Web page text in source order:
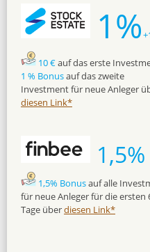
1%
10 €auf das erste
1 % Bonusauf das zweite
Investment für neue Anleger
diesen Link*
1,5%
1,5% Bonusauf alle
für neue Anleger für die ersten
Tage überdiesen Link*